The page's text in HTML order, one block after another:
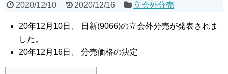
2020/12/10 2020/12/16 立会外分売
20年12月10日、 日新(9066)の立会外分売が発表されま
した。
20年12月16日、 分売価格の決定